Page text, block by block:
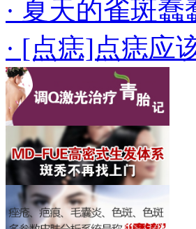
· 夏天的雀斑蠢
· [点痣]点痣应